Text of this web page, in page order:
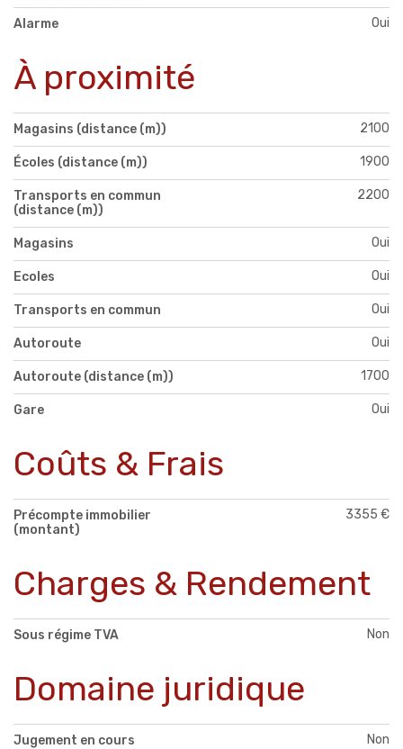
Alarme Oui
À proximité
Magasins (distance (m)) 2100
Écoles (distance (m)) 1900
Transports en commun
(distance (m))
2200
Magasins Oui
Ecoles Oui
Transports en commun Oui
Autoroute Oui
Autoroute (distance (m)) 1700
Gare Oui
Coûts & Frais
Précompte immobilier
(montant)
3355 €
Charges & Rendement
Sous régime TVA Non
Domaine juridique
Jugement en cours Non